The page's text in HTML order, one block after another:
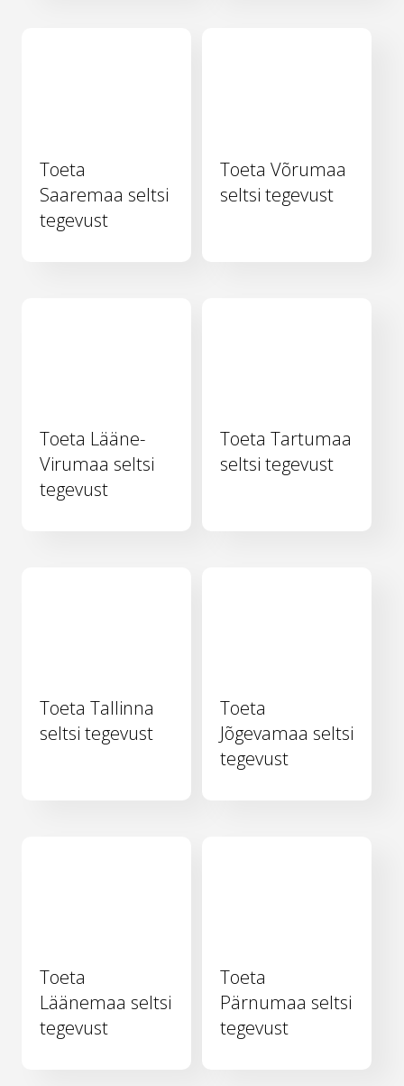
Toeta
Saaremaa seltsi
tegevust
Toeta Võrumaa
seltsi tegevust
Toeta Lääne-
Virumaa seltsi
tegevust
Toeta Tartumaa
seltsi tegevust
Toeta Tallinna
seltsi tegevust
Toeta
Jõgevamaa seltsi
tegevust
Toeta
Läänemaa seltsi
tegevust
Toeta
Pärnumaa seltsi
tegevust